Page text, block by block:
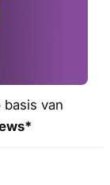
basis van